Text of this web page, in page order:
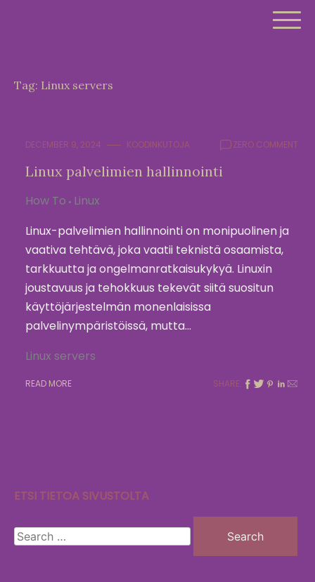
Tag: Linux servers
DECEMBER 9, 2024 KOODINKUTOJA ZERO COMMENT
Linux palvelimien hallinnointi
How To
Linux
Linux-palvelimien hallinnointi on monipuolinen ja
vaativa tehtävä, joka vaatii teknistä osaamista,
tarkkuutta ja ongelmanratkaisukykyä. Linuxin
joustavuus ja tehokkuus tekevät siitä suositun
käyttöjärjestelmän monenlaisissa
palvelinympäristöissä, mutta…
Linux servers
READ MORE SHARE:
ETSI TIETOA SIVUSTOLTA
Search
for: